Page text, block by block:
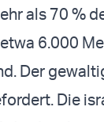
als 70 %
6.000
Der
Die